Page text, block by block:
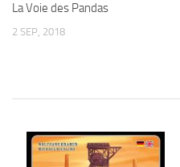
La Voie des Pandas
2 SEP, 2018